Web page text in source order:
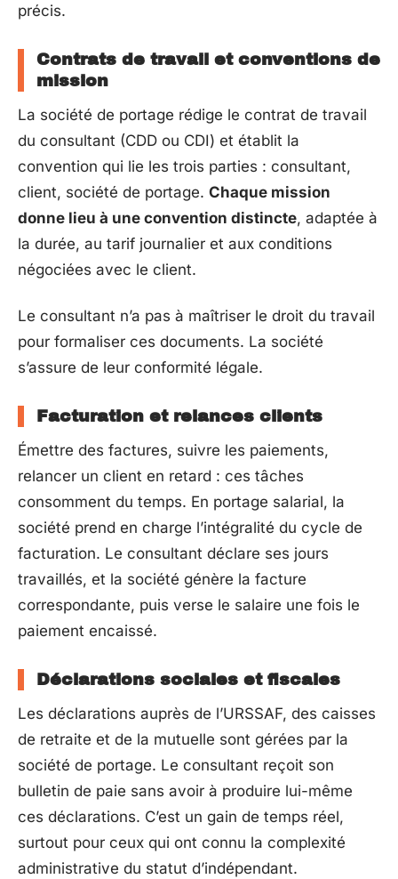
précis.
Contrats de travail et conventions de
mission
La société de portage rédige le contrat de travail
du consultant (CDD ou CDI) et établit la
convention qui lie les trois parties : consultant,
client, société de portage. Chaque mission
donne lieu à une convention distincte, adaptée à
la durée, au tarif journalier et aux conditions
négociées avec le client.
Le consultant n’a pas à maîtriser le droit du travail
pour formaliser ces documents. La société
s’assure de leur conformité légale.
Facturation et relances clients
Émettre des factures, suivre les paiements,
relancer un client en retard : ces tâches
consomment du temps. En portage salarial, la
société prend en charge l’intégralité du cycle de
facturation. Le consultant déclare ses jours
travaillés, et la société génère la facture
correspondante, puis verse le salaire une fois le
paiement encaissé.
Déclarations sociales et fiscales
Les déclarations auprès de l’URSSAF, des caisses
de retraite et de la mutuelle sont gérées par la
société de portage. Le consultant reçoit son
bulletin de paie sans avoir à produire lui-même
ces déclarations. C’est un gain de temps réel,
surtout pour ceux qui ont connu la complexité
administrative du statut d’indépendant.